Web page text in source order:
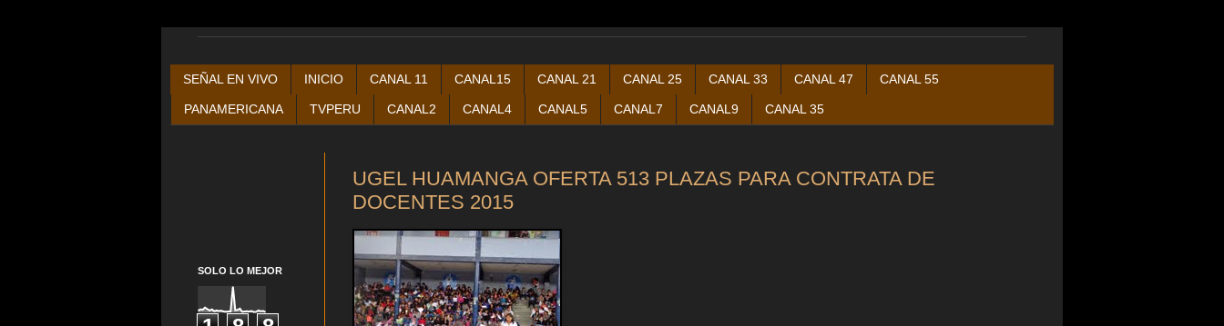
SEÑAL EN VIVO INICIO CANAL 11 CANAL15 CANAL 21 CANAL 25 CANAL 33 CANAL 47 CANAL 55
PANAMERICANA TVPERU CANAL2 CANAL4 CANAL5 CANAL7 CANAL9 CANAL 35
UGEL HUAMANGA OFERTA 513 PLAZAS PARA CONTRATA DE
DOCENTES 2015
SOLO LO MEJOR